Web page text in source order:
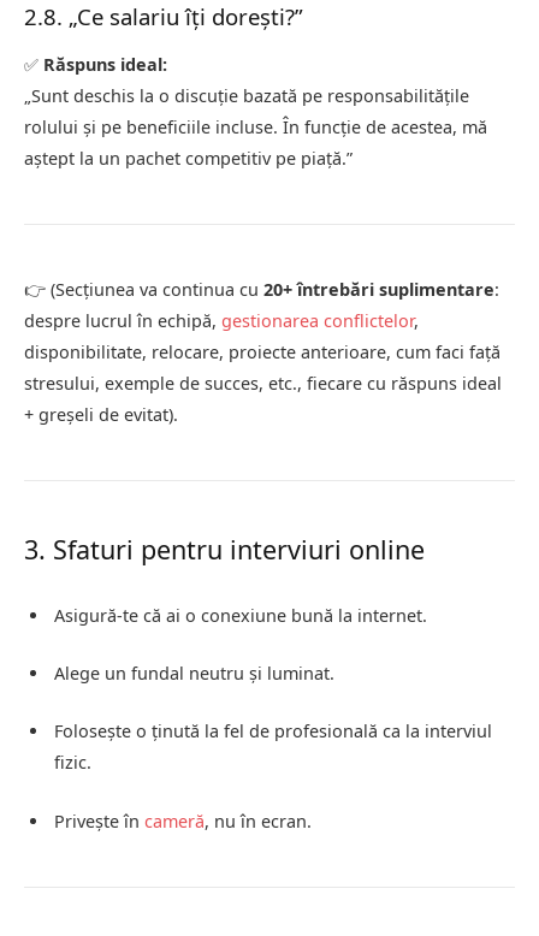
2.8. „Ce salariu îți dorești?”
✅ Răspuns ideal:
„Sunt deschis la o discuție bazată pe responsabilitățile
rolului și pe beneficiile incluse. În funcție de acestea, mă
aștept la un pachet competitiv pe piață.”
👉 (Secțiunea va continua cu 20+ întrebări suplimentare:
despre lucrul în echipă, gestionarea conflictelor,
disponibilitate, relocare, proiecte anterioare, cum faci față
stresului, exemple de succes, etc., fiecare cu răspuns ideal
+ greșeli de evitat).
3. Sfaturi pentru interviuri online
Asigură-te că ai o conexiune bună la internet.
Alege un fundal neutru și luminat.
Folosește o ținută la fel de profesională ca la interviul
fizic.
Privește în cameră, nu în ecran.